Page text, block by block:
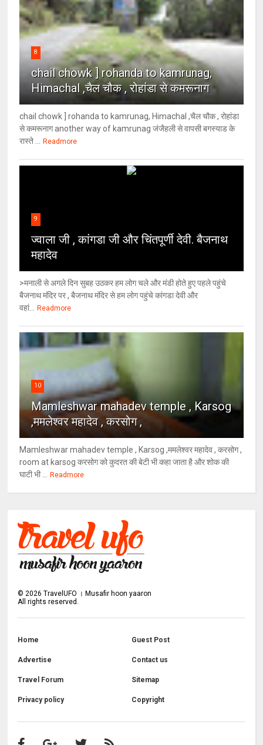
8
chail chowk ] rohanda to kamrunag,
Himachal ,चैल चौक , रोहांडा से कमरूनाग
chail chowk ] rohanda to kamrunag, Himachal ,चैल चौक , रोहांडा
से कमरूनाग another way of kamrunag जंजैहली से वापसी बगस्याड के
रास्ते ...
Readmore
9
ज्वाला जी , कांगडा जी और चिंतपूर्णी देवी. बैजनाथ
महादेव
>मनाली से अगले दिन सुबह उठकर हम लोग चले और मंडी होते हुए पहले पहुंचे
बैजनाथ मंदिर पर , बैजनाथ मंदिर से हम लोग पहुंचे कांगडा देवी और
वहां...
Readmore
10
Mamleshwar mahadev temple , Karsog
,ममलेश्वर महादेव , करसोग ,
Mamleshwar mahadev temple , Karsog ,ममलेश्वर महादेव , करसोग ,
room at karsog करसोग को कुदरत की बेटी भी कहा जाता है और शोक की
घाटी भी ...
Readmore
© 2026 TravelUFO । Musafir hoon yaaron
All rights reserved.
Home Guest Post
Advertise Contact us
Travel Forum Sitemap
Privacy policy Copyright